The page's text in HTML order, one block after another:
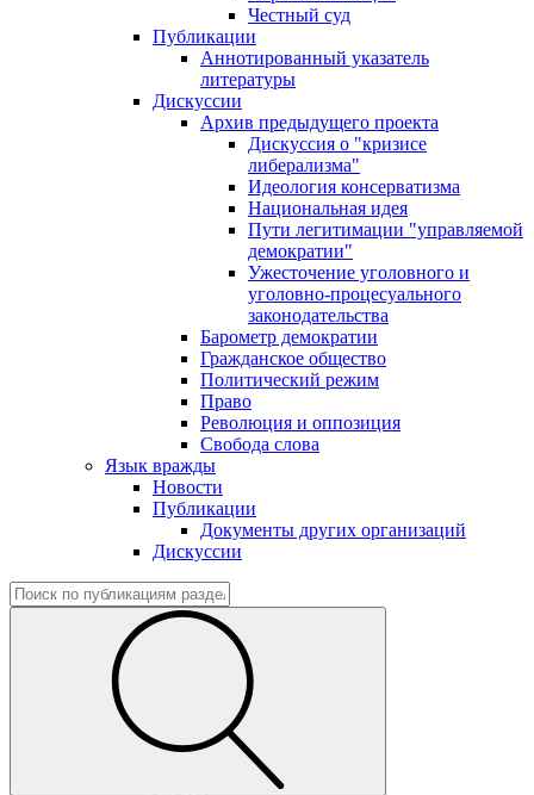
Честный суд
Публикации
Аннотированный указатель
литературы
Дискуссии
Архив предыдущего проекта
Дискуссия о "кризисе
либерализма"
Идеология консерватизма
Национальная идея
Пути легитимации "управляемой
демократии"
Ужесточение уголовного и
уголовно-процесуального
законодательства
Барометр демократии
Гражданское общество
Политический режим
Право
Революция и оппозиция
Свобода слова
Язык вражды
Новости
Публикации
Документы других организаций
Дискуссии